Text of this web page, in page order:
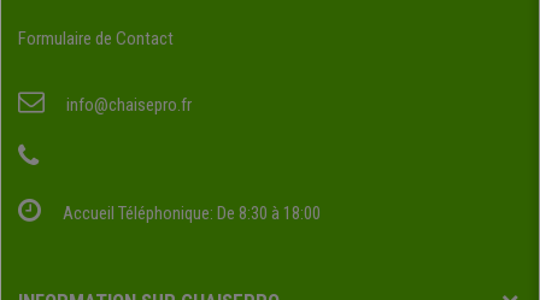
Formulaire de Contact
info@chaisepro.fr
Accueil Téléphonique: De 8:30 à 18:00